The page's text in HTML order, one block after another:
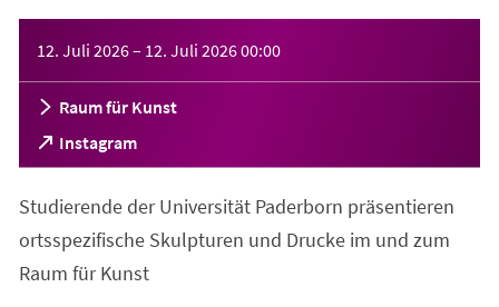
12. Juli 2026– 12. Juli 202600:00
Raum für Kunst
Instagram
(Öffnet
in
neuen
Tab)
Studierende der Universität Paderborn präsentieren
ortsspezifische Skulpturen und Drucke im und zum
Raum für Kunst